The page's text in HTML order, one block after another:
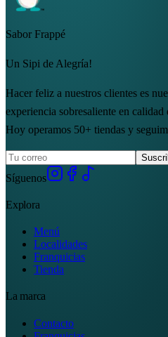
Sabor Frappé
Un Sipi de Alegría!
Hacer feliz a nuestros clientes es
experiencia sobresaliente en
Hoy operamos 50+ tiendas y
Síguenos
Explora
Menú
Localidades
Franquicias
Tienda
La marca
Contacto